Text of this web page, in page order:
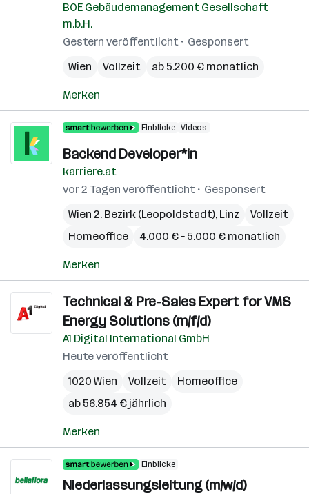
BOE Gebäudemanagement Gesellschaft
m.b.H.
Gestern veröffentlicht
Gesponsert
Wien
Vollzeit ab 5.200 € monatlich
Merken
Einblicke Videos
Backend Developer*in
karriere.at
vor 2 Tagen veröffentlicht
Gesponsert
Wien 2. Bezirk (Leopoldstadt), Linz
Vollzeit
Homeoffice
4.000 € – 5.000 € monatlich
Merken
Technical & Pre-Sales Expert for VMS
Energy Solutions (m/f/d)
A1 Digital International GmbH
Heute veröffentlicht
1020 Wien
Vollzeit
Homeoffice
ab 56.854 € jährlich
Merken
Einblicke
Niederlassungsleitung (m/w/d)